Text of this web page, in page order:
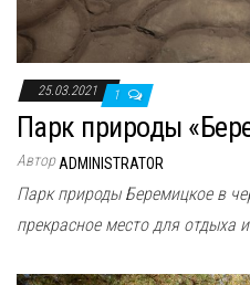
25.03.2021 1
Парк природы
АвторADMINISTRATOR
Парк природы Беремицкое в
прекрасное место для отдыха